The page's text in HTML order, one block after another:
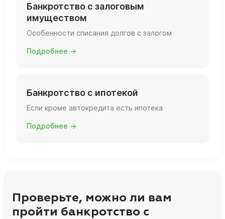
Банкротство с залоговым
имуществом
Особенности списания долгов с залогом
Подробнее →
Банкротство с ипотекой
Если кроме автокредита есть ипотека
Подробнее →
Проверьте, можно ли вам
пройти банкротство с